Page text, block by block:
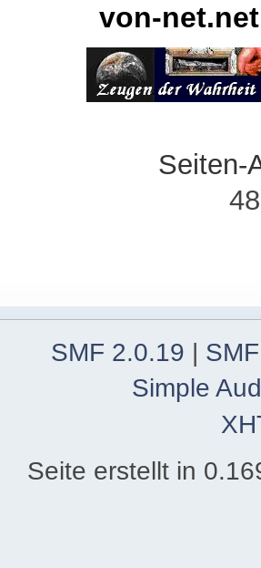
von-net.net
Seiten-
SMF 2.0.19 |
Simple
Seite erstellt in